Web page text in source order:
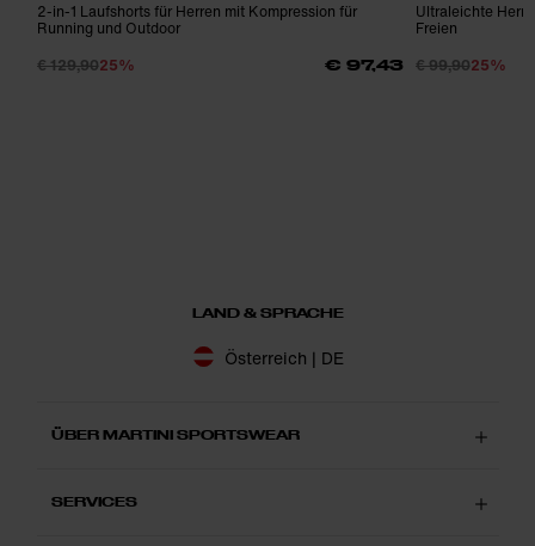
2-in-1 Laufshorts für Herren mit Kompression für
Running und Outdoor
€ 129,9025% € 97,43
Ultraleichte
Freien
€ 99,9025%
LAND & SPRACHE
Österreich | DE
ÜBER MARTINI SPORTSWEAR
SERVICES